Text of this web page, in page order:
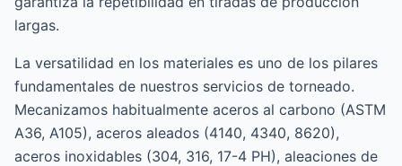
largas.
La versatilidad en los materiales es uno de los pilares
fundamentales de nuestros servicios de torneado.
Mecanizamos habitualmente aceros al carbono (ASTM
A36, A105), aceros aleados (4140, 4340, 8620),
aceros inoxidables (304, 316, 17-4 PH), aleaciones de